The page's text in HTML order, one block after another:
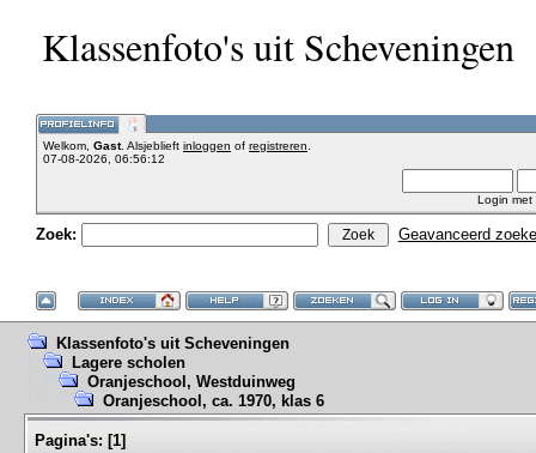
Klassenfoto's uit Scheveningen
Welkom, Gast. Alsjeblieft inloggen of registreren
07-08-2026, 06:56:12
Login met
Zoek: Geavanceerd
Klassenfoto's uit Scheveningen
Lagere scholen
Oranjeschool, Westduinweg
Oranjeschool, ca. 1970, klas 6
Pagina's: [1]